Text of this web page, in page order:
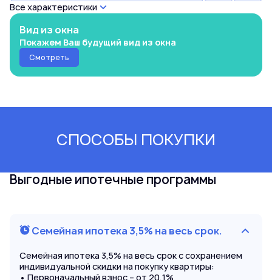
Все характеристики
Вид из окна
Покажем Ваш будущий вид из окна
Смотреть
СПОСОБЫ ПОКУПКИ
Выгодные ипотечные программы
Семейная ипотека 3,5% на весь срок.
Семейная ипотека 3,5% на весь срок с сохранением
индивидуальной скидки на покупку квартиры:
• Первоначальный взнос – от 20,1%